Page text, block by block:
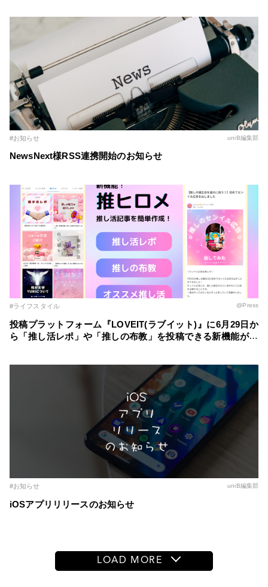
#お知らせ uniB編集部
NewsNext様RSS連携開始のお知らせ
#ライフスタイル @Press
投稿プラットフォーム『LOVEIT(ラブイット)』に6月29日か
ら「推し活レポ」や「推しの布教」を投稿できる新機能が登
#お知らせ uniB編集部
iOSアプリリリースのお知らせ
LOAD MORE